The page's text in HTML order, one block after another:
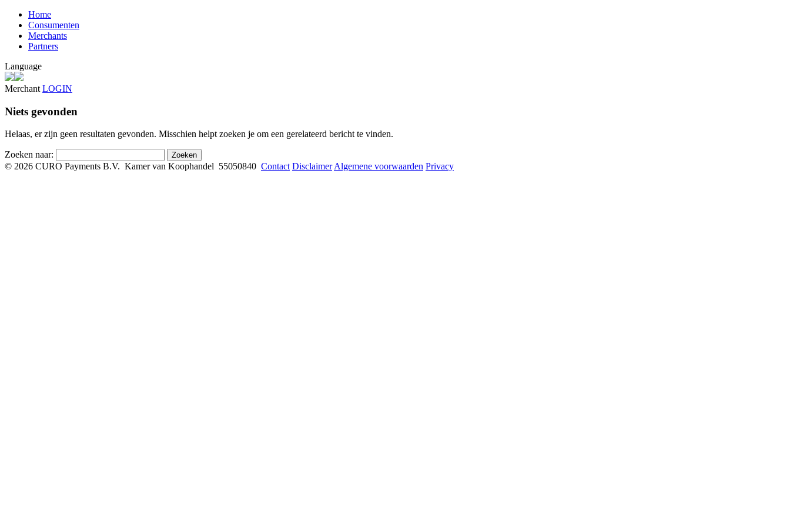
Home
Consumenten
Merchants
Partners
Language
Merchant LOGIN
Niets gevonden
Helaas, er zijn geen resultaten gevonden. Misschien helpt zoeken je om een gerelateerd bericht te vinden.
Zoeken naar:
© 2026 CURO Payments B.V. Kamer van Koophandel 55050840 Contact DisclaimerAlgemene voorwaarden Privacy